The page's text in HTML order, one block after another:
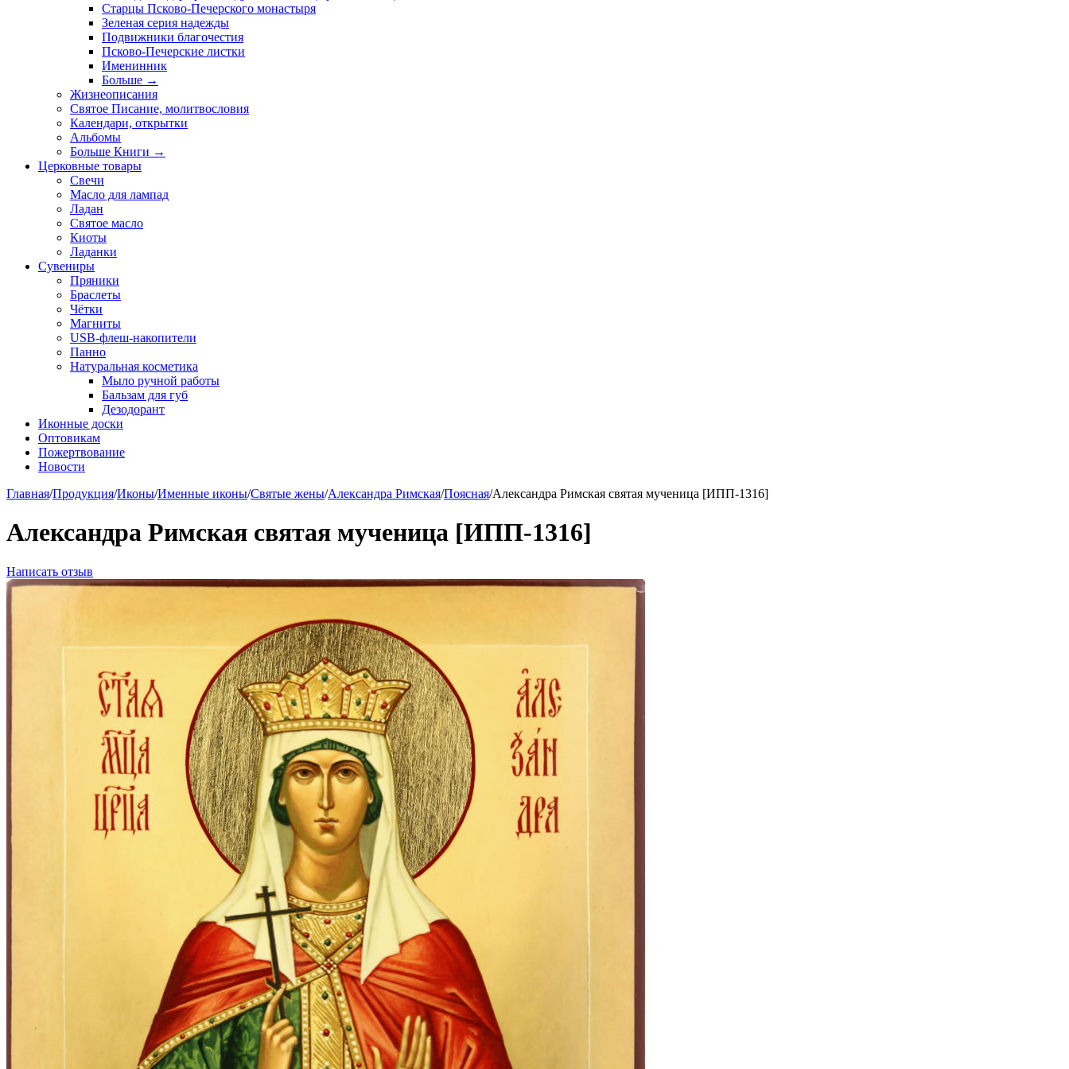
Старцы Псково-Печерского монастыря
Зеленая серия надежды
Подвижники благочестия
Псково-Печерские листки
Именинник
Больше →
Жизнеописания
Святое Писание, молитвословия
Календари, открытки
Альбомы
Больше Книги →
Церковные товары
Свечи
Масло для лампад
Ладан
Святое масло
Киоты
Ладанки
Сувениры
Пряники
Браслеты
Чётки
Магниты
USB-флеш-накопители
Панно
Натуральная косметика
Мыло ручной работы
Бальзам для губ
Дезодорант
Иконные доски
Оптовикам
Пожертвование
Новости
Главная/Продукция/Иконы/Именные иконы/Святые жены/Александра Римская/Поясная/Александра Римская святая мученица [ИПП-1316]
Александра Римская святая мученица [ИПП-1316]
Написать отзыв